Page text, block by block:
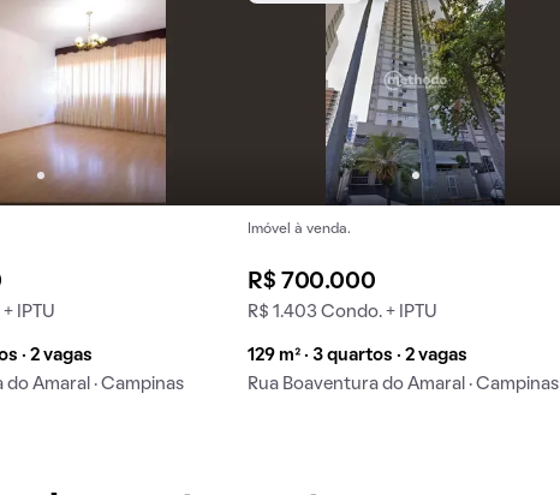
IPTU
· 2 vagas
do Amaral · Campinas
Imóvel à venda.
R$ 700.000
R$ 1.403 Condo. + IPTU
129 m² · 3 quartos · 2 vagas
Rua Boaventura do Amaral · Campinas